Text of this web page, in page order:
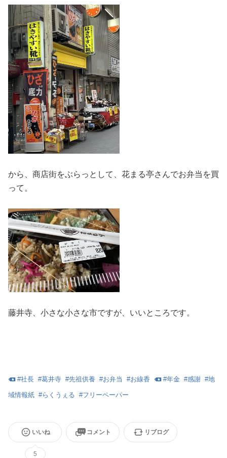
から、商店街をぶらっとして、花まる亭さんでお弁当を買
って。
藤井寺、小さな小さな市ですが、いいところです。
#社長 #葛井寺 #先祖供養 #お弁当 #お線香 #年金 #感謝 #地
域情報紙 #らくうぇる #フリーペーパー
いいね
5
コメント リブログ